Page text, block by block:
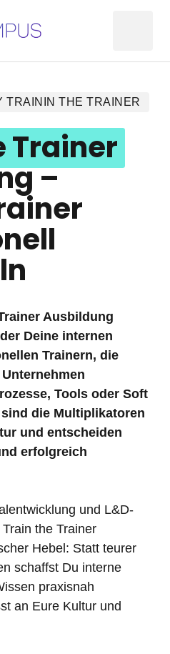
TRAININ THE TRAINER
Trainer
–
Ausbildung
Deine internen
Trainern, die
Tools oder Soft
die Multiplikatoren
und entscheiden
erfolgreich
und L&D-
the Trainer
Hebel: Statt teurer
schaffst Du interne
praxisnah
an Eure Kultur und